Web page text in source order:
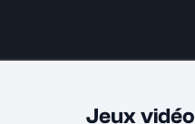
Jeux vidéo